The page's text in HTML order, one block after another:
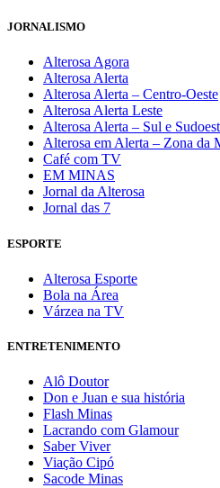
JORNALISMO
Alterosa Agora
Alterosa Alerta
Alterosa Alerta – Centro-Oeste
Alterosa Alerta Leste
Alterosa Alerta – Sul e
Alterosa em Alerta – Zona da
Café com TV
EM MINAS
Jornal da Alterosa
Jornal das 7
ESPORTE
Alterosa Esporte
Bola na Área
Várzea na TV
ENTRETENIMENTO
Alô Doutor
Don e Juan e sua história
Flash Minas
Lacrando com Glamour
Saber Viver
Viação Cipó
Sacode Minas